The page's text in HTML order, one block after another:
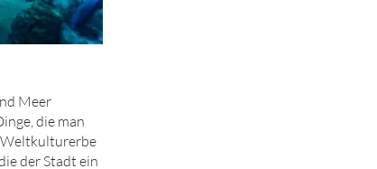
Meer
die man
Weltkulturerbe
der Stadt ein